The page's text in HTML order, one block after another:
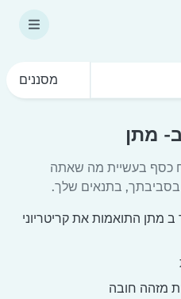
מסננים
מתן
כסף בעשיית מה שאתה
בסביבתך, בתנאים שלך.
ב מתן התואמות את קריטריוני
מזהה חובה